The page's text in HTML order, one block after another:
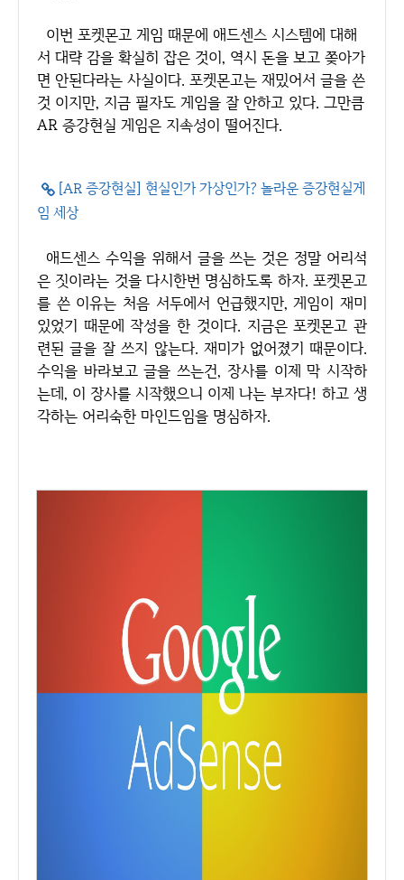
이번 포켓몬고 게임 때문에 애드센스 시스템에 대해
서 대략 감을 확실히 잡은 것이, 역시 돈을 보고 쫒아가
면 안된다라는 사실이다. 포켓몬고는 재밌어서 글을 쓴
것 이지만, 지금 필자도 게임을 잘 안하고 있다. 그만큼
AR 증강현실 게임은 지속성이 떨어진다.
[AR 증강현실] 현실인가 가상인가? 놀라운 증강현실게
임 세상
애드센스 수익을 위해서 글을 쓰는 것은 정말 어리석
은 짓이라는 것을 다시한번 명심하도록 하자. 포켓몬고
를 쓴 이유는 처음 서두에서 언급했지만, 게임이 재미
있었기 때문에 작성을 한 것이다. 지금은 포켓몬고 관
련된 글을 잘 쓰지 않는다. 재미가 없어졌기 때문이다.
수익을 바라보고 글을 쓰는건, 장사를 이제 막 시작하
는데, 이 장사를 시작했으니 이제 나는 부자다! 하고 생
각하는 어리숙한 마인드임을 명심하자.